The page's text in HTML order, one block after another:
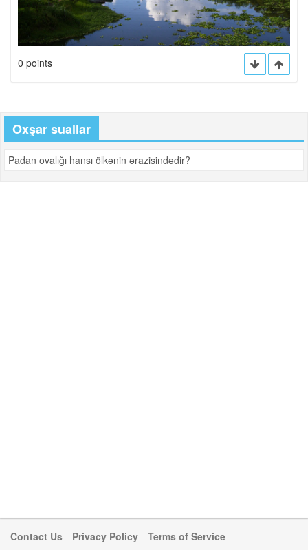
0 points
Oxşar suallar
Padan ovalığı hansı ölkənin ərazisindədir?
Contact Us Privacy Policy Terms of Service